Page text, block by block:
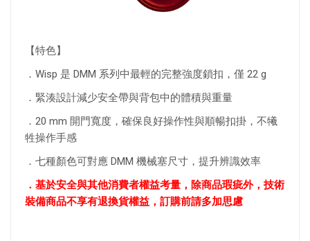
【特色】
．Wisp 是 DMM 系列中最輕的完整強度鎖扣，僅 22 g
．緊湊設計減少安全帶與背包中的體積與重量
．20 mm 開門寬度，確保良好操作性與順暢扣掛，不犧
牲操作手感
．七種顏色可對應 DMM 機械塞尺寸，提升辨識效率
．基於安全與其他消費者權益考量，除商品瑕疵外，技術
裝備商品不享有退換貨權益，訂購前請多加思慮